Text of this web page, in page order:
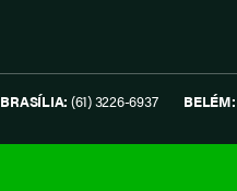
BRASÍLIA: (61) 3226-6937 BELÉM: